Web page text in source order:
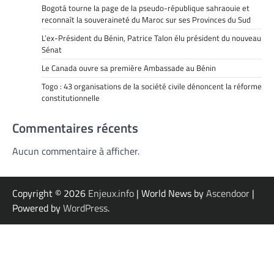
Bogotá tourne la page de la pseudo-république sahraouie et
reconnaît la souveraineté du Maroc sur ses Provinces du Sud
L’ex-Président du Bénin, Patrice Talon élu président du nouveau
Sénat
Le Canada ouvre sa première Ambassade au Bénin
Togo : 43 organisations de la société civile dénoncent la réforme
constitutionnelle
Commentaires récents
Aucun commentaire à afficher.
Copyright © 2026 Enjeux.info | World News byAscendoor |
Powered byWordPress.